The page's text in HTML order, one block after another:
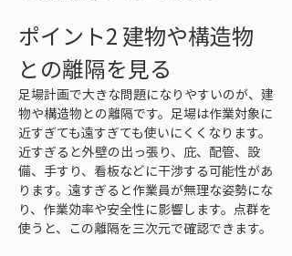
ポイント2 建物や構造物
との離隔を見る
足場計画で大きな問題になりやすいのが、建
物や構造物との離隔です。足場は作業対象に
近すぎても遠すぎても使いにくくなります。
近すぎると外壁の出っ張り、庇、配管、設
備、手すり、看板などに干渉する可能性があ
ります。遠すぎると作業員が無理な姿勢にな
り、作業効率や安全性に影響します。点群を
使うと、この離隔を三次元で確認できます。